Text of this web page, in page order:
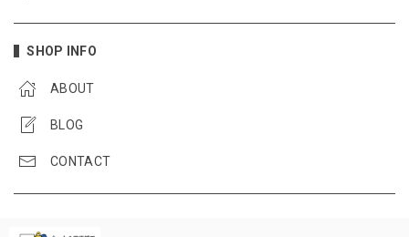
SHOP INFO
ABOUT
BLOG
CONTACT